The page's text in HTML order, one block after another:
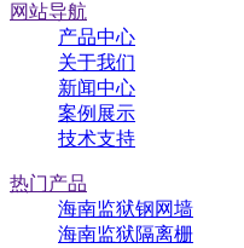
网站导航
产品中心
关于我们
新闻中心
案例展示
技术支持
热门产品
海南监狱钢网墙
海南监狱隔离栅